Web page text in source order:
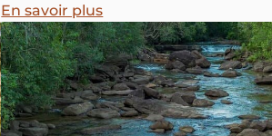
paisible
En savoir plus